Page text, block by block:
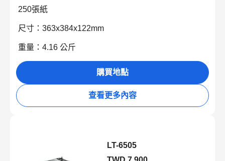
250張紙
尺寸：363x384x122mm
重量：4.16 公斤
購買地點
查看更多內容
LT-6505